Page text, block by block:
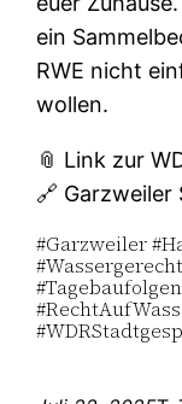
ein
RWE nicht
wollen.
📎 Link zur
🔗
#Garzweiler